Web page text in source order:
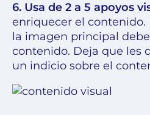
6. Usa de 2 a 5 apoyos
enriquecer el contenido.
la imagen principal
contenido. Deja que les
un indicio sobre el